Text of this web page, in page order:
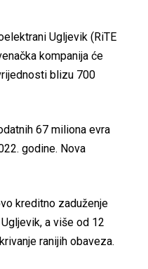
Ugljevik (RiTE
kompanija će
blizu 700
67 miliona evra
godine. Nova
kreditno zaduženje
a više od 12
ranijih obaveza.